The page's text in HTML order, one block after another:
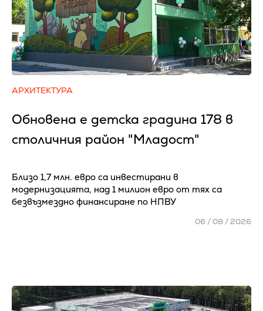
АРХИТЕКТУРА
Обновена е детска градина 178 в
столичния район "Младост"
Близо 1,7 млн. евро са инвестирани в
модернизацията, над 1 милион евро от тях са
безвъзмездно финансиране по НПВУ
06 / 08 / 2026